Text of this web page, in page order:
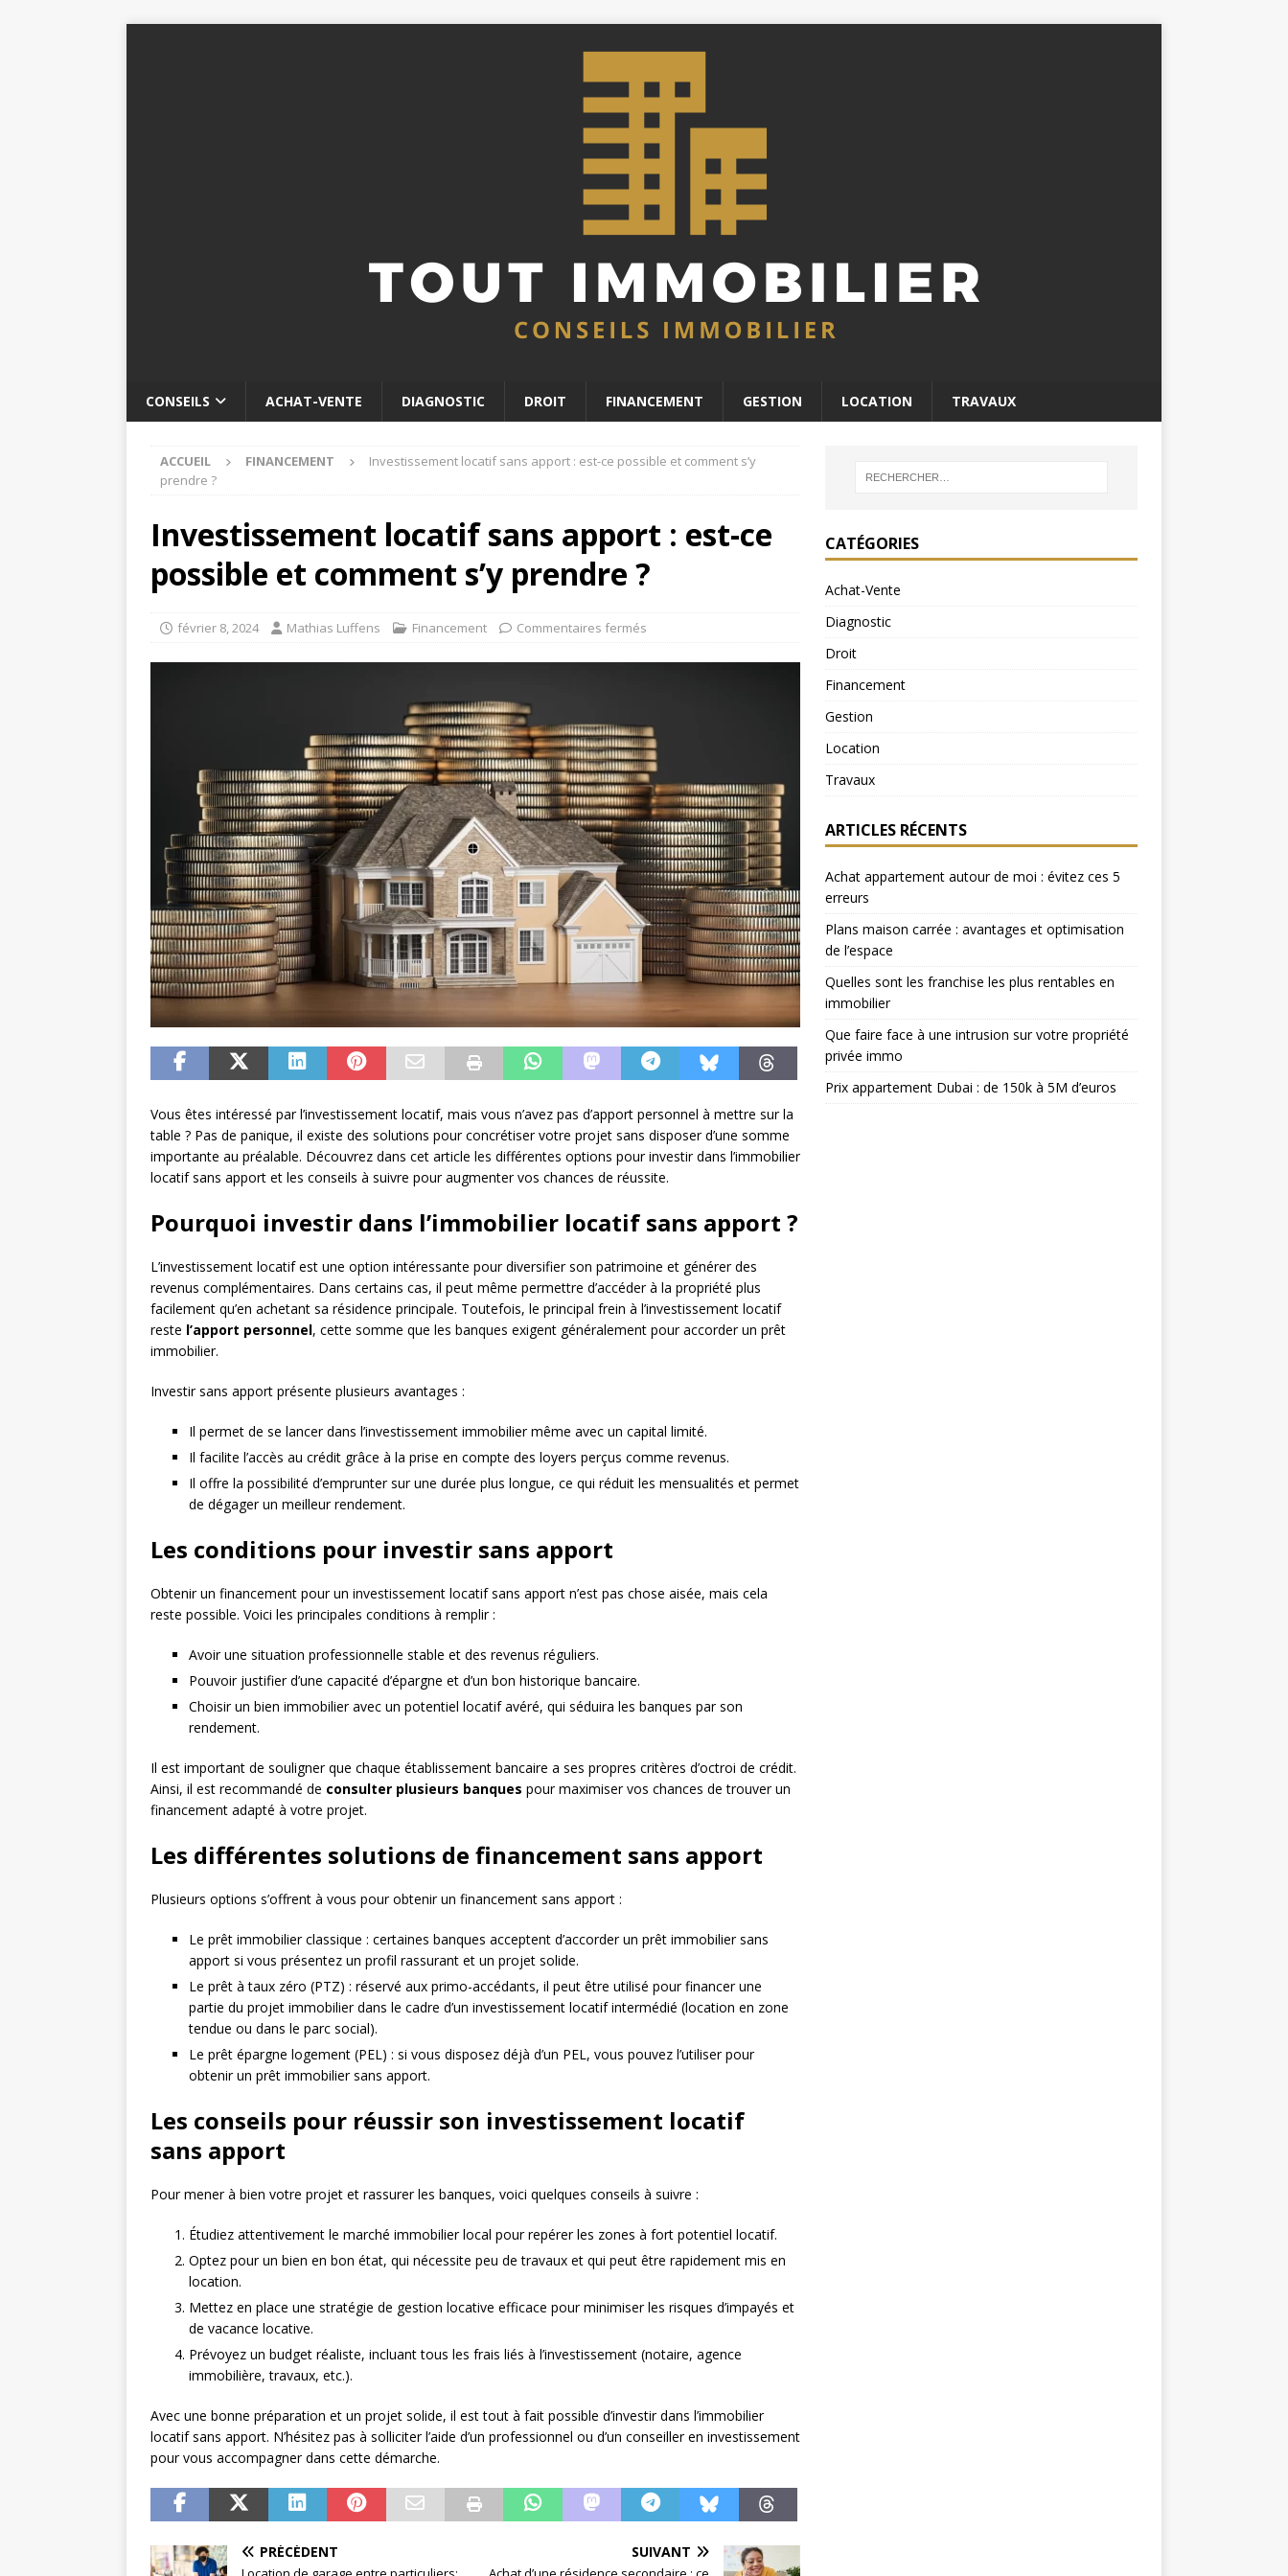
CONSEILS ACHAT-VENTE DIAGNOSTIC DROIT FINANCEMENT GESTION LOCATION TRAVAUX
ACCUEIL FINANCEMENT
Investissement locatif sans apport : est-ce possible et comment s’y
prendre ?
Investissement locatif sans apport : est-ce
possible et comment s’y prendre ?
février 8, 2024 Mathias Luffens Financement Commentaires fermés
Vous êtes intéressé par l’investissement locatif, mais vous n’avez pas d’apport personnel à mettre sur la
table ? Pas de panique, il existe des solutions pour concrétiser votre projet sans disposer d’une somme
importante au préalable. Découvrez dans cet article les différentes options pour investir dans l’immobilier
locatif sans apport et les conseils à suivre pour augmenter vos chances de réussite.
Pourquoi investir dans l’immobilier locatif sans apport ?
L’investissement locatif est une option intéressante pour diversifier son patrimoine et générer des
revenus complémentaires. Dans certains cas, il peut même permettre d’accéder à la propriété plus
facilement qu’en achetant sa résidence principale. Toutefois, le principal frein à l’investissement locatif
reste l’apport personnel, cette somme que les banques exigent généralement pour accorder un prêt
immobilier.
Investir sans apport présente plusieurs avantages :
Il permet de se lancer dans l’investissement immobilier même avec un capital limité.
Il facilite l’accès au crédit grâce à la prise en compte des loyers perçus comme revenus.
Il offre la possibilité d’emprunter sur une durée plus longue, ce qui réduit les mensualités et permet
de dégager un meilleur rendement.
Les conditions pour investir sans apport
Obtenir un financement pour un investissement locatif sans apport n’est pas chose aisée, mais cela
reste possible. Voici les principales conditions à remplir :
Avoir une situation professionnelle stable et des revenus réguliers.
Pouvoir justifier d’une capacité d’épargne et d’un bon historique bancaire.
Choisir un bien immobilier avec un potentiel locatif avéré, qui séduira les banques par son
rendement.
Il est important de souligner que chaque établissement bancaire a ses propres critères d’octroi de crédit.
Ainsi, il est recommandé de consulter plusieurs banques pour maximiser vos chances de trouver un
financement adapté à votre projet.
Les différentes solutions de financement sans apport
Plusieurs options s’offrent à vous pour obtenir un financement sans apport :
Le prêt immobilier classique : certaines banques acceptent d’accorder un prêt immobilier sans
apport si vous présentez un profil rassurant et un projet solide.
Le prêt à taux zéro (PTZ) : réservé aux primo-accédants, il peut être utilisé pour financer une
partie du projet immobilier dans le cadre d’un investissement locatif intermédié (location en zone
tendue ou dans le parc social).
Le prêt épargne logement (PEL) : si vous disposez déjà d’un PEL, vous pouvez l’utiliser pour
obtenir un prêt immobilier sans apport.
Les conseils pour réussir son investissement locatif
sans apport
Pour mener à bien votre projet et rassurer les banques, voici quelques conseils à suivre :
Étudiez attentivement le marché immobilier local pour repérer les zones à fort potentiel locatif.
Optez pour un bien en bon état, qui nécessite peu de travaux et qui peut être rapidement mis en
location.
Mettez en place une stratégie de gestion locative efficace pour minimiser les risques d’impayés et
de vacance locative.
Prévoyez un budget réaliste, incluant tous les frais liés à l’investissement (notaire, agence
immobilière, travaux, etc.).
Avec une bonne préparation et un projet solide, il est tout à fait possible d’investir dans l’immobilier
locatif sans apport. N’hésitez pas à solliciter l’aide d’un professionnel ou d’un conseiller en investissement
pour vous accompagner dans cette démarche.
PRÉCÉDENT SUIVANT
CATÉGORIES
Achat-Vente
Diagnostic
Droit
Financement
Gestion
Location
Travaux
ARTICLES RÉCENTS
Achat appartement autour de moi : évitez ces 5
erreurs
Plans maison carrée : avantages et optimisation
de l’espace
Quelles sont les franchise les plus rentables en
immobilier
Que faire face à une intrusion sur votre propriété
privée immo
Prix appartement Dubai : de 150k à 5M d’euros